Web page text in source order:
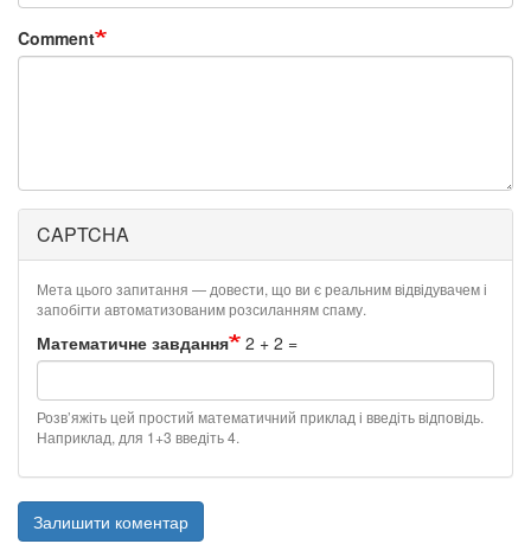
Comment
CAPTCHA
Мета цього запитання — довести, що ви є реальним відвідувачем і
запобігти автоматизованим розсиланням спаму.
Математичне завдання 2 + 2 =
Розв’яжіть цей простий математичний приклад і введіть відповідь.
Наприклад, для 1+3 введіть 4.
Залишити коментар